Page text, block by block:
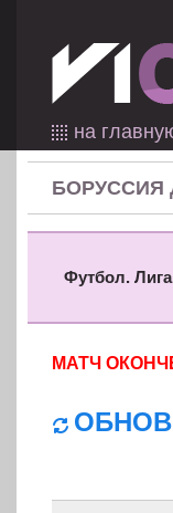
на
БОРУССИЯ
Футбол.
МАТЧ